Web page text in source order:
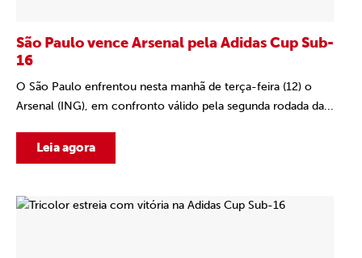
São Paulo vence Arsenal pela Adidas Cup Sub-
16
O São Paulo enfrentou nesta manhã de terça-feira (12) o
Arsenal (ING), em confronto válido pela segunda rodada da...
Leia agora